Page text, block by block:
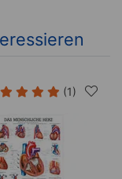
(1)